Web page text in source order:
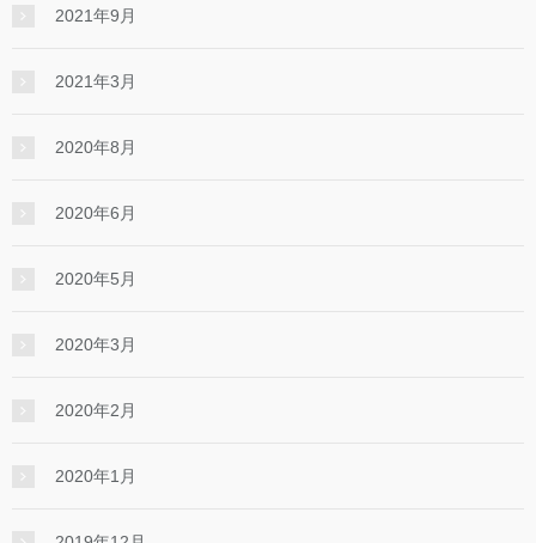
2021年9月
2021年3月
2020年8月
2020年6月
2020年5月
2020年3月
2020年2月
2020年1月